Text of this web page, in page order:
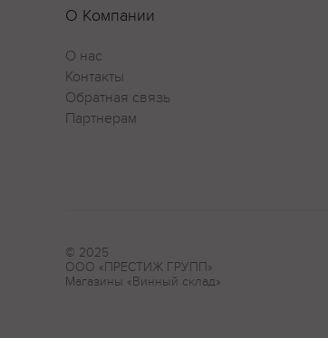
О Компании
О нас
Контакты
Обратная связь
Партнерам
© 2025
ООО «ПРЕСТИЖ ГРУПП»
Магазины «Винный склад»